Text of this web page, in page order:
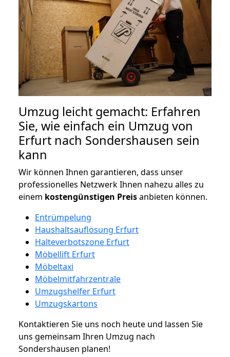
Umzug leicht gemacht: Erfahren
Sie, wie einfach ein Umzug von
Erfurt nach Sondershausen sein
kann
Wir können Ihnen garantieren, dass unser
professionelles Netzwerk Ihnen nahezu alles zu
einem kostengünstigen Preisanbieten können.
Entrümpelung
Haushaltsauflösung Erfurt
Halteverbotszone Erfurt
Möbellift Erfurt
Möbeltaxi
Möbelmitfahrzentrale
Umzugshelfer Erfurt
Umzugskartons
Kontaktieren Sie uns noch heute und lassen Sie
uns gemeinsam Ihren Umzug nach
Sondershausen planen!